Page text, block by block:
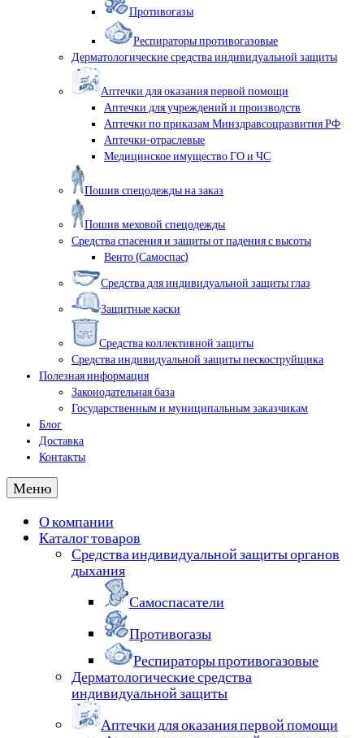
Противогазы
Респираторы противогазовые
Дерматологические средства индивидуальной защиты
Аптечки для оказания первой помощи
Аптечки для учреждений и производств
Аптечки по приказам Минздравсоцразвития РФ
Аптечки-отраслевые
Медицинское имущество ГО и ЧС
Пошив спецодежды на заказ
Пошив меховой спецодежды
Средства спасения и защиты от падения с высоты
Венто (Самоспас)
Средства для индивидуальной защиты глаз
Защитные каски
Средства коллективной защиты
Средства индивидуальной защиты пескоструйщика
Полезная информация
Законодательная база
Государственным и муниципальным заказчикам
Блог
Доставка
Контакты
Меню
О компании
Каталог товаров
Средства индивидуальной защиты органов
дыхания
Самоспасатели
Противогазы
Респираторы противогазовые
Дерматологические средства
индивидуальной защиты
Аптечки для оказания первой помощи